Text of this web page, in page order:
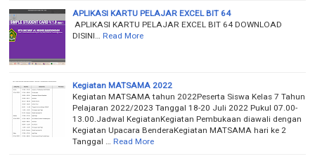
APLIKASI KARTU PELAJAR EXCEL BIT 64
APLIKASI KARTU PELAJAR EXCEL BIT 64 DOWNLOAD
DISINI…
Read More
Kegiatan MATSAMA 2022
Kegiatan MATSAMA tahun 2022Peserta Siswa Kelas 7 Tahun
Pelajaran 2022/2023 Tanggal 18-20 Juli 2022 Pukul 07.00-
13.00.Jadwal KegiatanKegiatan Pembukaan diawali dengan
Kegiatan Upacara BenderaKegiatan MATSAMA hari ke 2
Tanggal …
Read More